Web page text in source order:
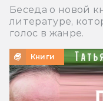
Беседа о новой
литературе,
голос в жанре.
Книги